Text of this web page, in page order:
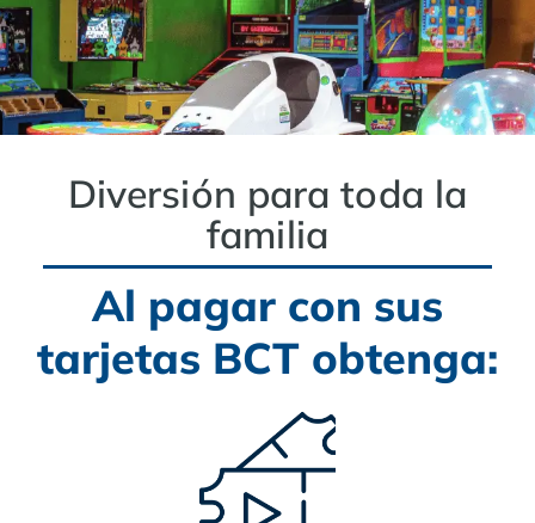
Diversión para toda la
familia​
Al pagar con sus
tarjetas BCT obtenga: